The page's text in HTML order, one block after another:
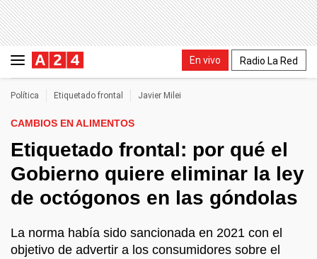
En vivo Radio La Red
Política Etiquetado frontal Javier Milei
CAMBIOS EN ALIMENTOS
Etiquetado frontal: por qué el
Gobierno quiere eliminar la ley
de octógonos en las góndolas
La norma había sido sancionada en 2021 con el
objetivo de advertir a los consumidores sobre el